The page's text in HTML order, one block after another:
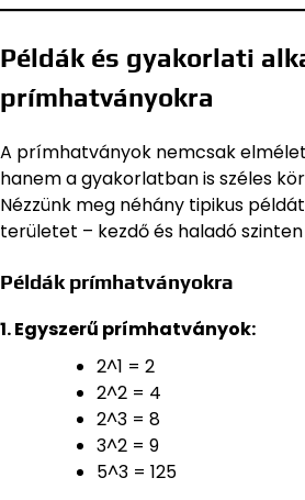
Példák és gyakorlati
prímhatványokra
A prímhatványok nemcsak
hanem a gyakorlatban is széles
Nézzünk meg néhány tipikus
területet – kezdő és haladó
Példák prímhatványokra
1. Egyszerű prímhatványok:
2^1 = 2
2^2 = 4
2^3 = 8
3^2 = 9
5^3 = 125